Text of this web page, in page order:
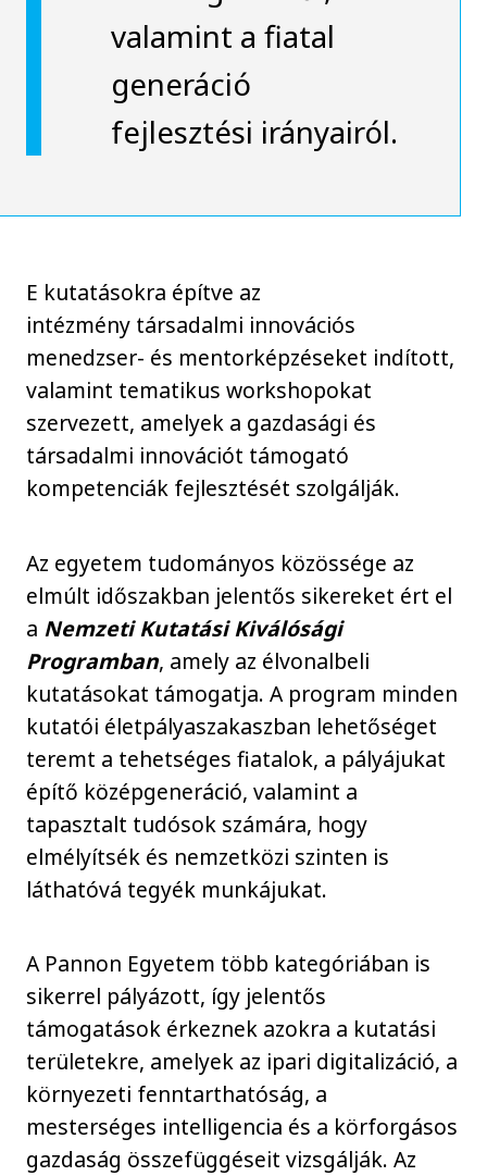
valamint a fiatal
generáció
fejlesztési irányairól.
E kutatásokra építve az
intézmény társadalmi innovációs
menedzser- és mentorképzéseket indított,
valamint tematikus workshopokat
szervezett, amelyek a gazdasági és
társadalmi innovációt támogató
kompetenciák fejlesztését szolgálják.
Az egyetem tudományos közössége az
elmúlt időszakban jelentős sikereket ért el
a Nemzeti Kutatási Kiválósági
Programban, amely az élvonalbeli
kutatásokat támogatja. A program minden
kutatói életpályaszakaszban lehetőséget
teremt a tehetséges fiatalok, a pályájukat
építő középgeneráció, valamint a
tapasztalt tudósok számára, hogy
elmélyítsék és nemzetközi szinten is
láthatóvá tegyék munkájukat.
A Pannon Egyetem több kategóriában is
sikerrel pályázott, így jelentős
támogatások érkeznek azokra a kutatási
területekre, amelyek az ipari digitalizáció, a
környezeti fenntarthatóság, a
mesterséges intelligencia és a körforgásos
gazdaság összefüggéseit vizsgálják. Az